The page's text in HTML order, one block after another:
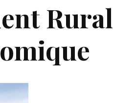
Rural